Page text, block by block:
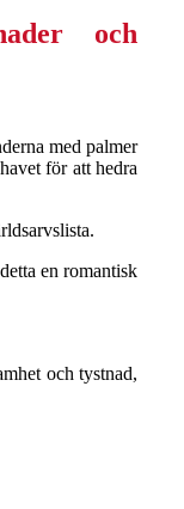
med palmer
för att hedra
en romantisk
och tystnad,